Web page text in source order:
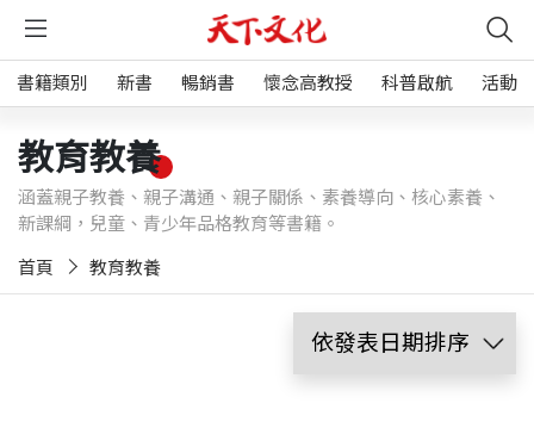
書籍類別 新書 暢銷書 懷念高教授 科普啟航 活動
教育教養
涵蓋親子教養、親子溝通、親子關係、素養導向、核心素養、
新課綱，兒童、青少年品格教育等書籍。
首頁 教育教養